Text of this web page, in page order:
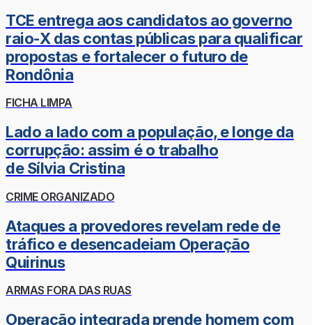
TCE entrega aos candidatos ao governo
raio-X das contas públicas para qualificar
propostas e fortalecer o futuro de
Rondônia
FICHA LIMPA
Lado a lado com a população, e longe da
corrupção: assim é o trabalho
de Sílvia Cristina
CRIME ORGANIZADO
Ataques a provedores revelam rede de
tráfico e desencadeiam Operação
Quirinus
ARMAS FORA DAS RUAS
Operação integrada prende homem com